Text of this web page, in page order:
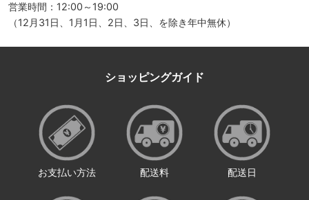
営業時間：12:00～19:00
（12月31日、1月1日、2日、3日、を除き年中無休）
ショッピングガイド
お支払い方法 配送料 配送日